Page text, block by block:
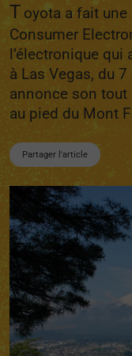
T oyota a fait
Consumer
l’électronique qui
à Las Vegas, du
annonce son tout
au pied du Mont
Partager l'article